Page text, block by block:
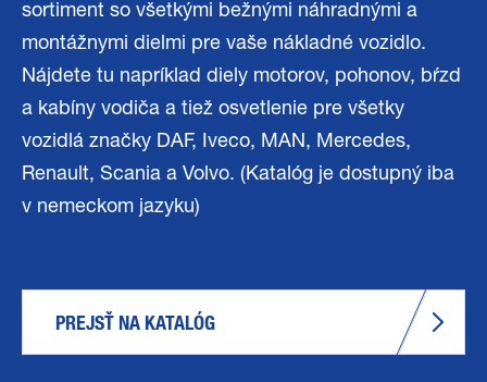
sortiment so všetkými bežnými náhradnými a
montážnymi dielmi pre vaše nákladné vozidlo.
Nájdete tu napríklad diely motorov, pohonov, bŕzd
a kabíny vodiča a tiež osvetlenie pre všetky
vozidlá značky DAF, Iveco, MAN, Mercedes,
Renault, Scania a Volvo. (Katalóg je dostupný iba
v nemeckom jazyku)
PREJSŤ NA KATALÓG